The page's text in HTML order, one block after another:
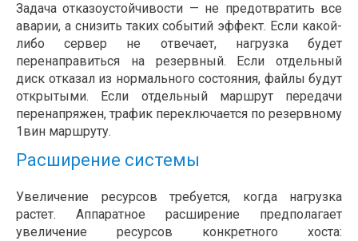
Задача отказоустойчивости — не предотвратить все
аварии, а снизить таких событий эффект. Если какой-
либо сервер не отвечает, нагрузка будет
перенаправиться на резервный. Если отдельный
диск отказал из нормального состояния, файлы будут
открытыми. Если отдельный маршрут передачи
перенапряжен, трафик переключается по резервному
1вин маршруту.
Расширение системы
Увеличение ресурсов требуется, когда нагрузка
растет. Аппаратное расширение предполагает
увеличение ресурсов конкретного хоста: